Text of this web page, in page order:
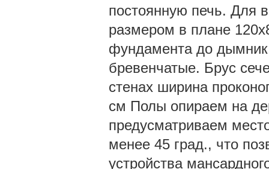
постоянную печь. Для
размером в плане
фундамента до
бревенчатые. Брус
стенах ширина
см Полы опираем на
предусматриваем
менее 45 град., что
устройства